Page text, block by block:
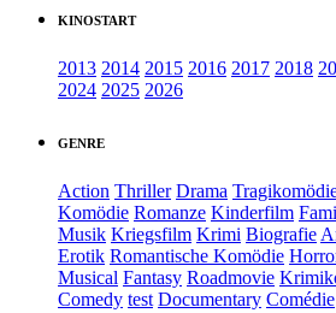
KINOSTART
2013 2014 2015 2016 2017 2018
2024 2025 2026
GENRE
Action Thriller Drama
Komödie Romanze Kinderfilm
Musik Kriegsfilm Krimi Biografie
Erotik Romantische Komödie
Musical Fantasy Roadmovie
Comedy test Documentary Comédie